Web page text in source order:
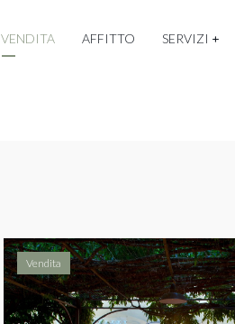
VENDITA AFFITTO SERVIZI
Vendita